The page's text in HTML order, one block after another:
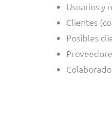
Usuarios y
Clientes
Posibles